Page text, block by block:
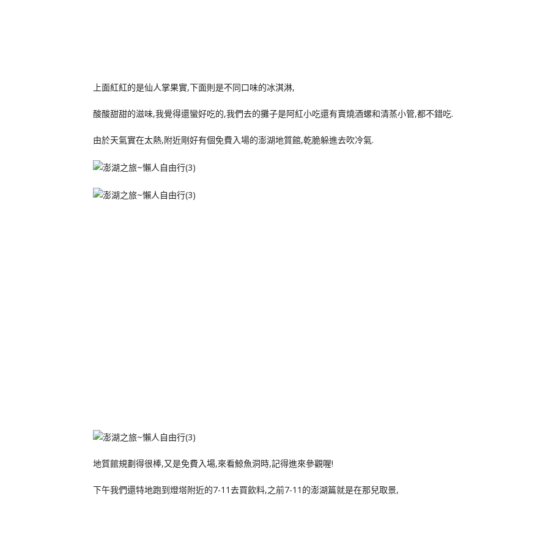
上面紅紅的是仙人掌果實,下面則是不同口味的冰淇淋,
酸酸甜甜的滋味,我覺得還蠻好吃的,我們去的攤子是阿紅小吃還有賣燒酒螺和清蒸小管,都不錯吃.
由於天氣實在太熱,附近剛好有個免費入場的澎湖地質館,乾脆躲進去吹冷氣.
地質館規劃得很棒,又是免費入場,來看鯨魚洞時,記得進來參觀喔!
下午我們還特地跑到燈塔附近的7-11去買飲料,之前7-11的澎湖篇就是在那兒取景,